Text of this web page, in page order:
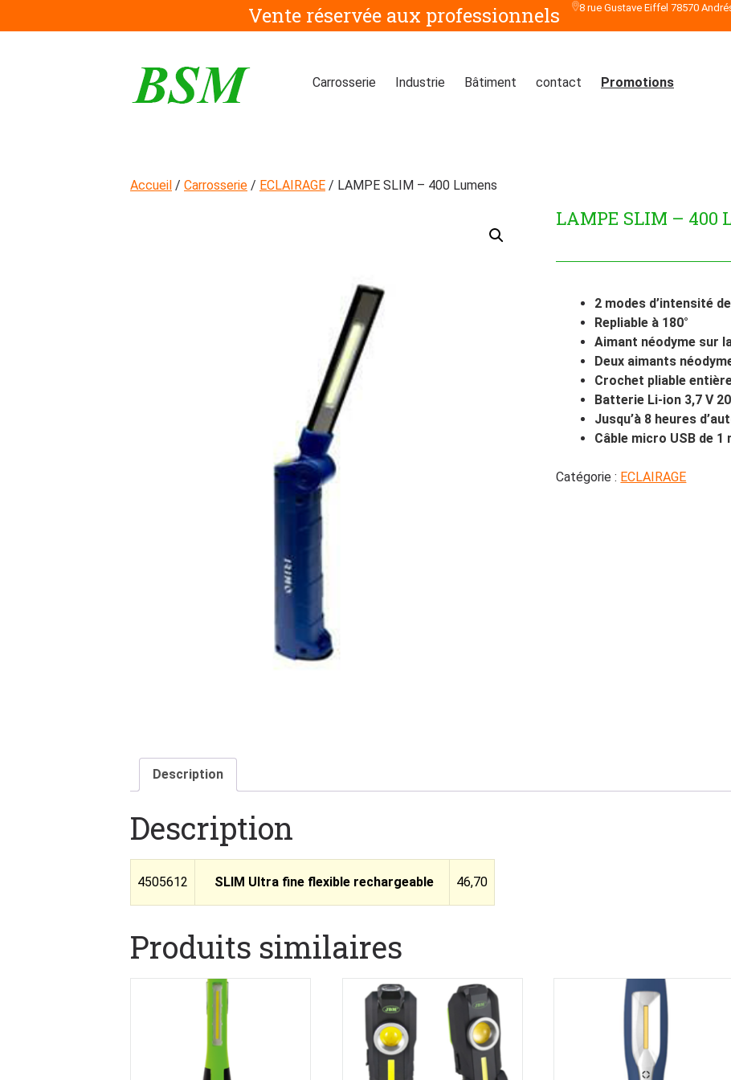
au
Vente réservée aux professionnels 8 rue Gustave Eiffel 78570
Carrosserie Industrie Bâtiment contact Promotions
Accueil / Carrosserie / ECLAIRAGE / LAMPE SLIM – 400 Lumens
LAMPE SLIM – 400
2 modes d’intensité
Repliable à 180°
Aimant néodyme sur
Deux aimants
Crochet pliable
Batterie Li-ion 3,7 V
Jusqu’à 8 heures
Câble micro USB de
Catégorie : ECLAIRAGE
Description
Description
4505612 SLIM Ultra fine flexible rechargeable 46,70
Produits similaires